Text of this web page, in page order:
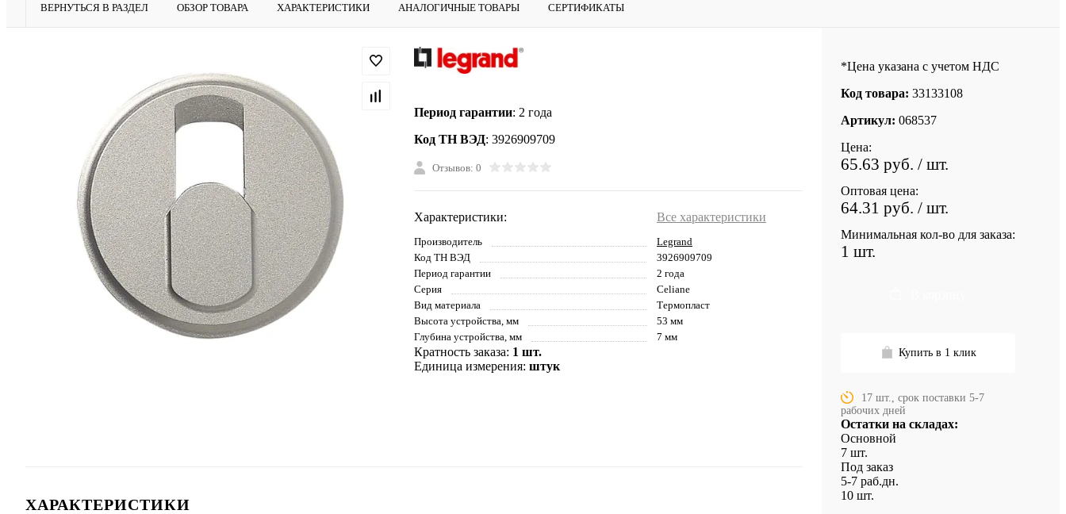
ВЕРНУТЬСЯ В РАЗДЕЛ ОБЗОР ТОВАРА ХАРАКТЕРИСТИКИ АНАЛОГИЧНЫЕ ТОВАРЫ СЕРТИФИКАТЫ
Период гарантии: 2 года
Код ТН ВЭД: 3926909709
Отзывов: 0
Характеристики: Все характеристики
Производитель
Legrand
Код ТН ВЭД
3926909709
Период гарантии
2 года
Серия
Celiane
Вид материала
Термопласт
Высота устройства, мм
53 мм
Глубина устройства, мм
7 мм
Кратность заказа: 1 шт.
Единица измерения: штук
ХАРАКТЕРИСТИКИ
*Цена указана с учетом НДС
Код товара: 33133108
Артикул: 068537
Цена:
65.63 руб. / шт.
Оптовая цена:
64.31 руб. / шт.
Минимальная кол-во для заказа:
1 шт.
Купить в 1 клик
17 шт., срок поставки 5-7
рабочих дней
Остатки на складах:
Основной
7 шт.
Под заказ
5-7 раб.дн.
10 шт.